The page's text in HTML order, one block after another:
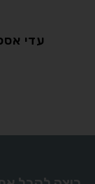
עדי